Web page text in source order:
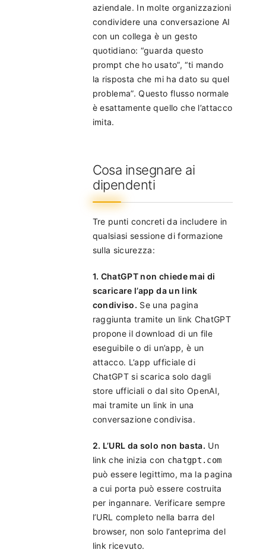
aziendale. In molte organizzazioni
condividere una conversazione AI
con un collega è un gesto
quotidiano: “guarda questo
prompt che ho usato”, “ti mando
la risposta che mi ha dato su quel
problema”. Questo flusso normale
è esattamente quello che l’attacco
imita.
Cosa insegnare ai
dipendenti
Tre punti concreti da includere in
qualsiasi sessione di formazione
sulla sicurezza:
1. ChatGPT non chiede mai di
scaricare l’app da un link
condiviso. Se una pagina
raggiunta tramite un link ChatGPT
propone il download di un file
eseguibile o di un’app, è un
attacco. L’app ufficiale di
ChatGPT si scarica solo dagli
store ufficiali o dal sito OpenAI,
mai tramite un link in una
conversazione condivisa.
2. L’URL da solo non basta. Un
link che inizia con chatgpt.com
può essere legittimo, ma la pagina
a cui porta può essere costruita
per ingannare. Verificare sempre
l’URL completo nella barra del
browser, non solo l’anteprima del
link ricevuto.